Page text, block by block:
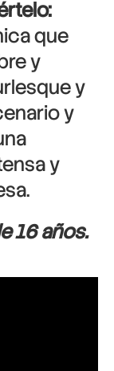
que
y
y
y
y
16 años.